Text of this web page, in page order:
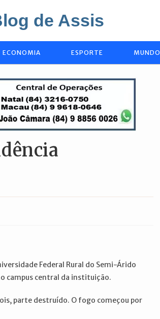
de Assis
ECONOMIA ESPORTE MUNDO
Federal Rural do Semi-Árido
campus central da instituição.
parte destruído. O fogo começou por